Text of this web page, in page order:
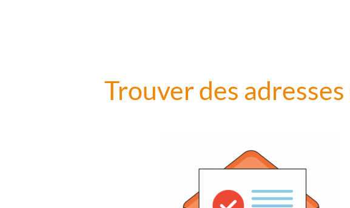
Trouver des